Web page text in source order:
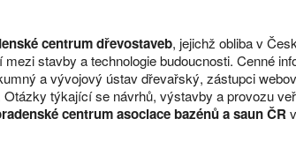
centrum dřevostaveb, jejichž obliba v
stavby a technologie budoucnosti. Cenné
a vývojový ústav dřevařský, zástupci
Otázky týkající se návrhů, výstavby a provozu
centrum asociace bazénů a saun ČR